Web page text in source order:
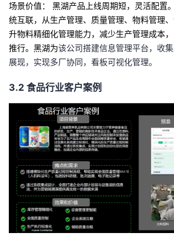
场景价值：
黑湖产品上线周期短，灵活配置
统互联，从生产管理、质量管理、物料管理
升物料精细化管理能力，减少生产管理成本
推行。黑湖为该公司搭建信息管理平台，收
展现，实现多厂协同，看板可视化管理。
3.2 食品行业客户案例